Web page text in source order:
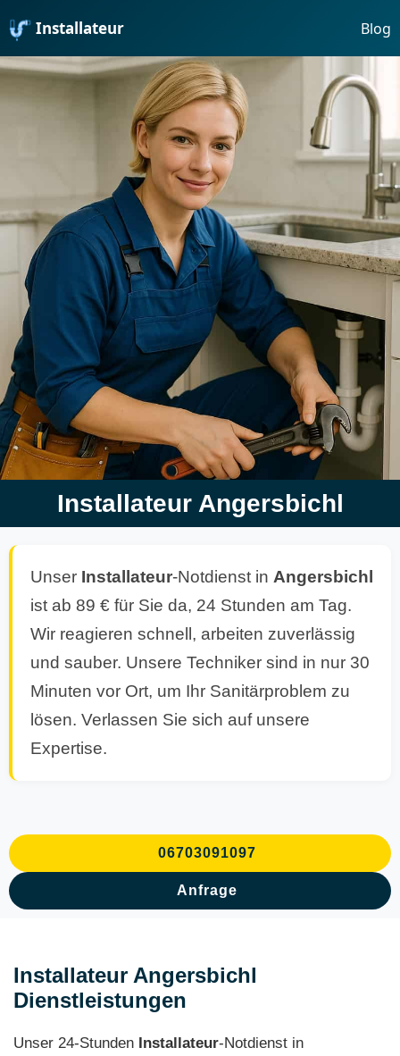
Installateur Blog
Installateur Angersbichl
Unser Installateur-Notdienst in Angersbichl
ist ab 89 € für Sie da, 24 Stunden am Tag.
Wir reagieren schnell, arbeiten zuverlässig
und sauber. Unsere Techniker sind in nur 30
Minuten vor Ort, um Ihr Sanitärproblem zu
lösen. Verlassen Sie sich auf unsere
Expertise.
06703091097
Anfrage
Installateur Angersbichl
Dienstleistungen
Unser 24-Stunden Installateur-Notdienst in